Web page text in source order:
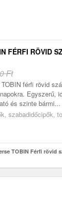
FÉRFI RÖVID
Ft
férfi rövid
Egyszerű,
és szinte bármi...
szabadidőcipők,
TOBIN Férfi rövid